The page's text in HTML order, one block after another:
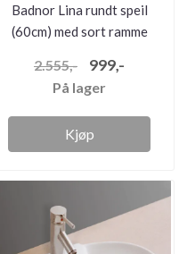
Badnor Lina rundt speil
(60cm) med sort ramme
2.555,- 999,-
På lager
Kjøp